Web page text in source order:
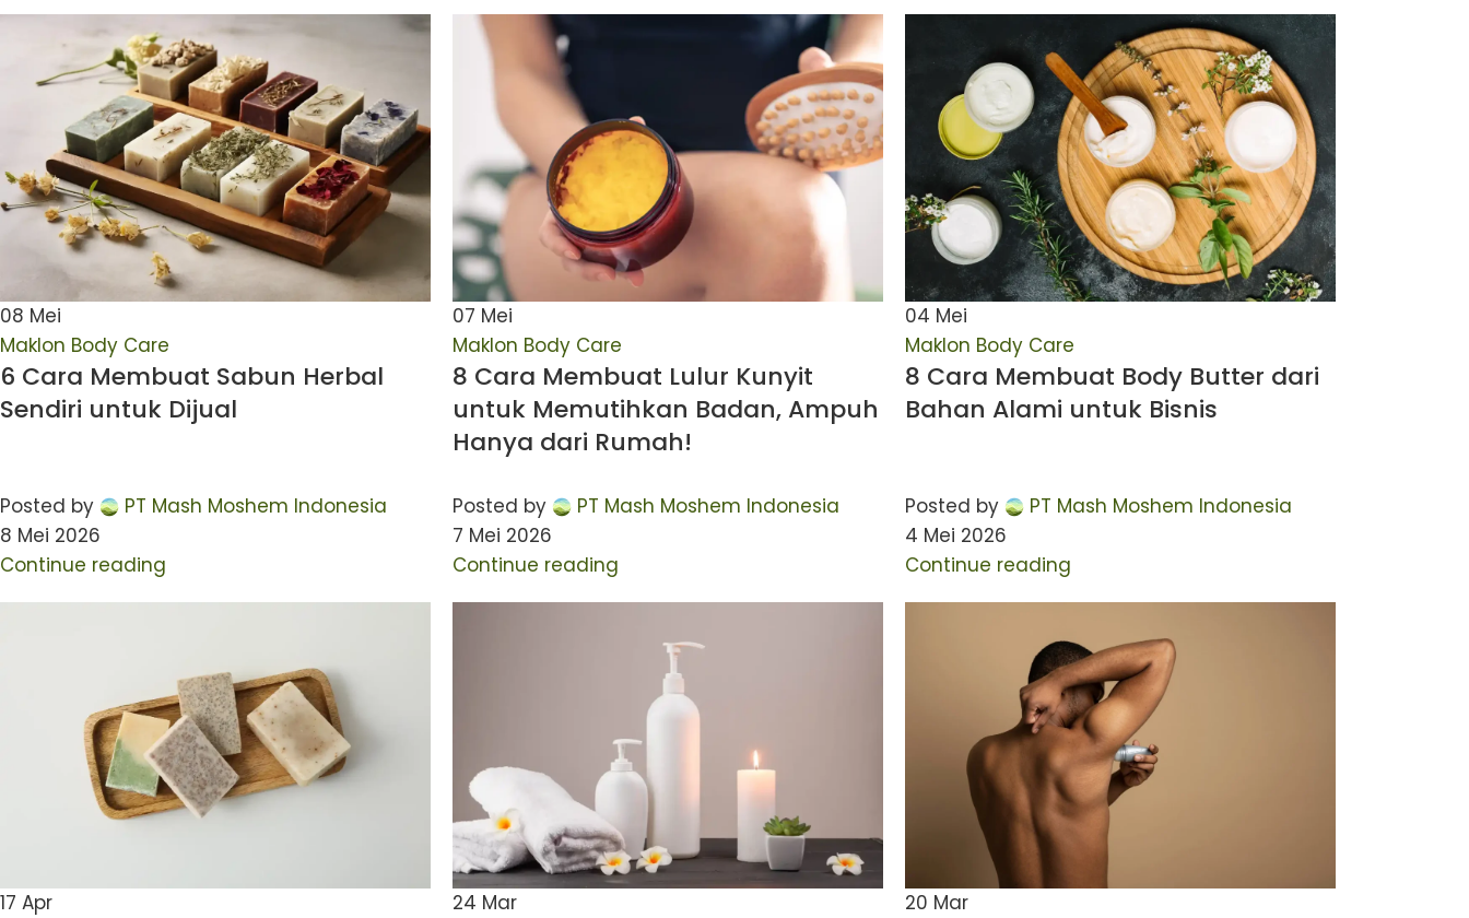
08 Mei
Maklon Body Care
6 Cara Membuat Sabun Herbal
Sendiri untuk Dijual
Posted by
PT Mash Moshem Indonesia
8 Mei 2026
Continue reading
07 Mei
Maklon Body Care
8 Cara Membuat Lulur Kunyit
untuk Memutihkan Badan, Ampuh
Hanya dari Rumah!
Posted by
PT Mash Moshem Indonesia
7 Mei 2026
Continue reading
04 Mei
Maklon Body Care
8 Cara Membuat Body Butter dari
Bahan Alami untuk Bisnis
Posted by
PT Mash Moshem Indonesia
4 Mei 2026
Continue reading
17 Apr
24 Mar
20 Mar